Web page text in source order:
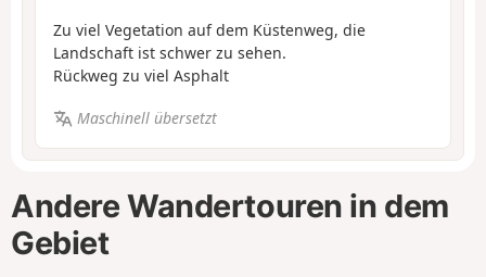
Zu viel Vegetation auf dem Küstenweg, die
Landschaft ist schwer zu sehen.
Rückweg zu viel Asphalt
Maschinell übersetzt
Andere Wandertouren in dem
Gebiet